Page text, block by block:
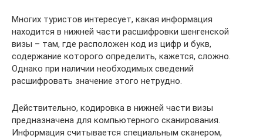
Многих туристов интересует, какая информация
находится в нижней части расшифровки шенгенской
визы – там, где расположен код из цифр и букв,
содержание которого определить, кажется, сложно.
Однако при наличии необходимых сведений
расшифровать значение этого нетрудно.
Действительно, кодировка в нижней части визы
предназначена для компьютерного сканирования.
Информация считывается специальным сканером,